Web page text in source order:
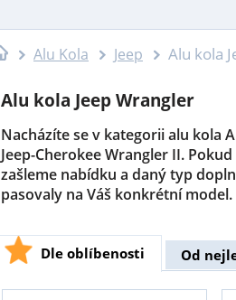
Alu Kola Jeep Alu kola
Alu kola Jeep Wrangler
Nacházíte se v kategorii alu kola
Jeep-Cherokee Wrangler II.
zašleme nabídku a daný typ
pasovaly na Váš konkrétní model.
Dle oblíbenosti Od